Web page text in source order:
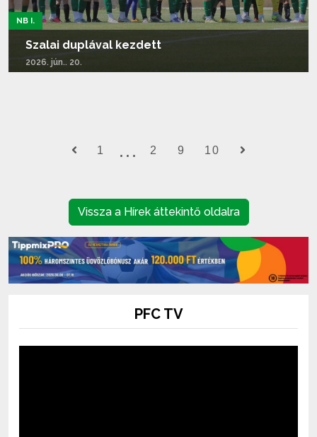
NB I.
Szalai duplával kezdett
2026. jún.. 20.
1 2 9 10
Vissza a Hírek áttekintő oldalra
PFC TV